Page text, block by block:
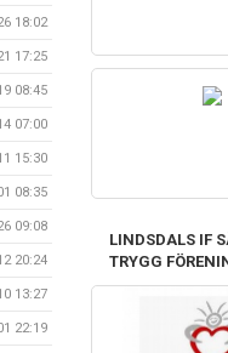
18:02
17:25
08:45
07:00
15:30
08:35
09:08
20:24
13:27
22:19
LINDSDALS IF
TRYGG